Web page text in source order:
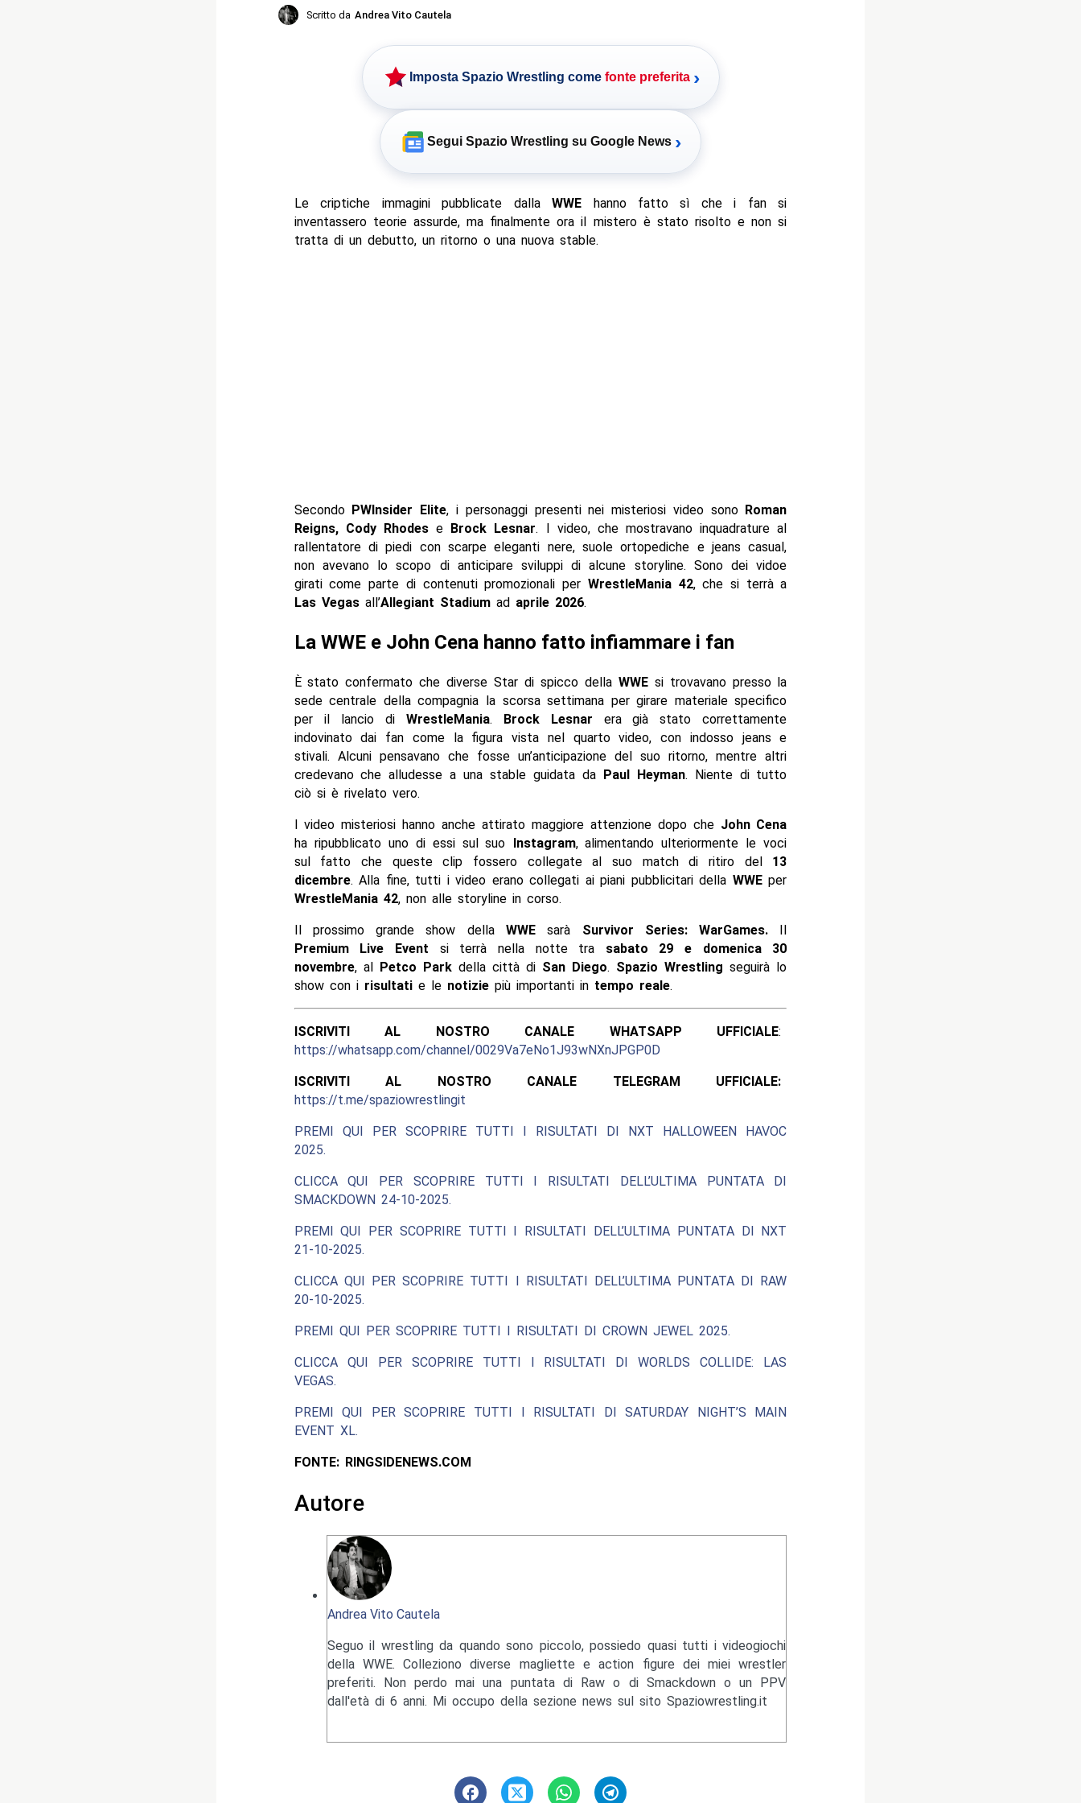
Scritto da Andrea Vito Cautela
Imposta Spazio Wrestling come fonte preferita ›
Segui Spazio Wrestling su Google News ›
Le criptiche immagini pubblicate dallaWWE hanno fatto sì che i fan si
inventassero teorie assurde, ma finalmente ora il mistero è stato risolto e non si
tratta di un debutto, un ritorno o una nuova stable.
Secondo PWInsider Elite, i personaggi presenti nei misteriosi video sono Roman
Reigns, Cody Rhodese Brock Lesnar. I video, che mostravano inquadrature al
rallentatore di piedi con scarpe eleganti nere, suole ortopediche e jeans casual,
non avevano lo scopo di anticipare sviluppi di alcune storyline. Sono dei vidoe
girati come parte di contenuti promozionali per WrestleMania 42, che si terrà a
Las Vegasall’Allegiant Stadiumad aprile 2026.
La WWE e John Cena hanno fatto infiammare i fan
È stato confermato che diverse Star di spicco della WWEsi trovavano presso la
sede centrale della compagnia la scorsa settimana per girare materiale specifico
per il lancio di WrestleMania. Brock Lesnar era già stato correttamente
indovinato dai fan come la figura vista nel quarto video, con indosso jeans e
stivali. Alcuni pensavano che fosse un’anticipazione del suo ritorno, mentre altri
credevano che alludesse a una stable guidata da Paul Heyman. Niente di tutto
ciò si è rivelato vero.
I video misteriosi hanno anche attirato maggiore attenzione dopo che John Cena
ha ripubblicato uno di essi sul suo Instagram, alimentando ulteriormente le voci
sul fatto che queste clip fossero collegate al suo match di ritiro del13
dicembre. Alla fine, tutti i video erano collegati ai piani pubblicitari della WWEper
WrestleMania 42, non alle storyline in corso.
Il prossimo grande show della WWE sarà Survivor Series: WarGames. Il
Premium Live Event si terrà nella notte tra sabato 29 e domenica 30
novembre, al Petco Parkdella città di San Diego. Spazio Wrestling seguirà lo
show con i risultatie le notiziepiù importanti in tempo reale.
ISCRIVITI AL NOSTRO CANALE WHATSAPP UFFICIALE:
https://whatsapp.com/channel/0029Va7eNo1J93wNXnJPGP0D
ISCRIVITI AL NOSTRO CANALE TELEGRAM UFFICIALE:
https://t.me/spaziowrestlingit
PREMI QUI PER SCOPRIRE TUTTI I RISULTATI DI NXT HALLOWEEN HAVOC
2025.
CLICCA QUI PER SCOPRIRE TUTTI I RISULTATI DELL’ULTIMA PUNTATA DI
SMACKDOWN 24-10-2025.
PREMI QUI PER SCOPRIRE TUTTI I RISULTATI DELL’ULTIMA PUNTATA DI NXT
21-10-2025.
CLICCA QUI PER SCOPRIRE TUTTI I RISULTATI DELL’ULTIMA PUNTATA DI RAW
20-10-2025.
PREMI QUI PER SCOPRIRE TUTTI I RISULTATI DI CROWN JEWEL 2025.
CLICCA QUI PER SCOPRIRE TUTTI I RISULTATI DI WORLDS COLLIDE: LAS
VEGAS.
PREMI QUI PER SCOPRIRE TUTTI I RISULTATI DI SATURDAY NIGHT’S MAIN
EVENT XL.
FONTE: RINGSIDENEWS.COM
Autore
Andrea Vito Cautela
Seguo il wrestling da quando sono piccolo, possiedo quasi tutti i videogiochi
della WWE. Colleziono diverse magliette e action figure dei miei wrestler
preferiti. Non perdo mai una puntata di Raw o di Smackdown o un PPV
dall'età di 6 anni. Mi occupo della sezione news sul sito Spaziowrestling.it